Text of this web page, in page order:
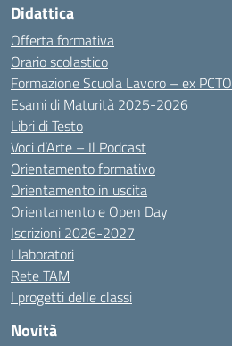
Didattica
Offerta formativa
Orario scolastico
Formazione Scuola Lavoro – ex PCTO
Esami di Maturità 2025-2026
Libri di Testo
Voci d’Arte – Il Podcast
Orientamento formativo
Orientamento in uscita
Orientamento e Open Day
Iscrizioni 2026-2027
I laboratori
Rete TAM
I progetti delle classi
Novità